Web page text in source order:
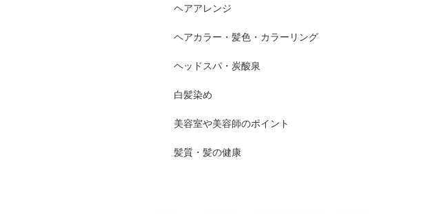
ヘアアレンジ
ヘアカラー・髪色・カラーリング
ヘッドスパ・炭酸泉
白髪染め
美容室や美容師のポイント
髪質・髪の健康